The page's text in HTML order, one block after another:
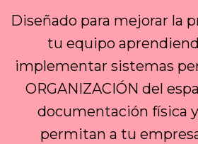
Diseñado para mejorar la
tu equipo
implementar sistemas
ORGANIZACIÓN del
documentación física
permitan a tu